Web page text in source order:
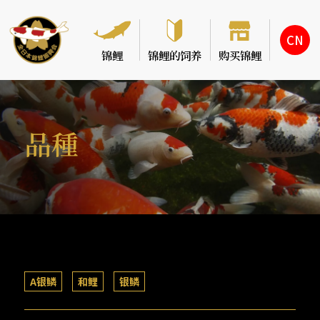
锦鲤 锦鲤的饲养 购买锦鲤
CN
品種
A银鳞 和鲤 银鳞